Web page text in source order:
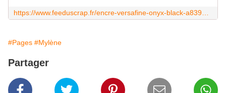
#Pages #Mylène
Partager